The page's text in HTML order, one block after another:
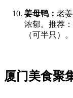
姜母鸭： 老
浓郁。推荐
（可半只）。
厦门美食聚